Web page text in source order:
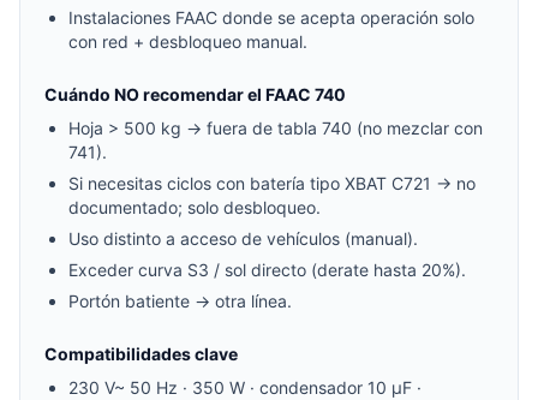
Instalaciones FAAC donde se acepta operación solo
con red + desbloqueo manual.
Cuándo NO recomendar el FAAC 740
Hoja > 500 kg → fuera de tabla 740 (no mezclar con
741).
Si necesitas ciclos con batería tipo XBAT C721 → no
documentado; solo desbloqueo.
Uso distinto a acceso de vehículos (manual).
Exceder curva S3 / sol directo (derate hasta 20%).
Portón batiente → otra línea.
Compatibilidades clave
230 V~ 50 Hz · 350 W · condensador 10 µF ·